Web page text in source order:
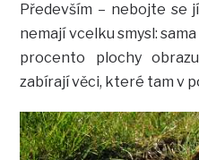
Především – nebojte se
nemají vcelku smysl:
procento plochy
zabírají věci, které tam v